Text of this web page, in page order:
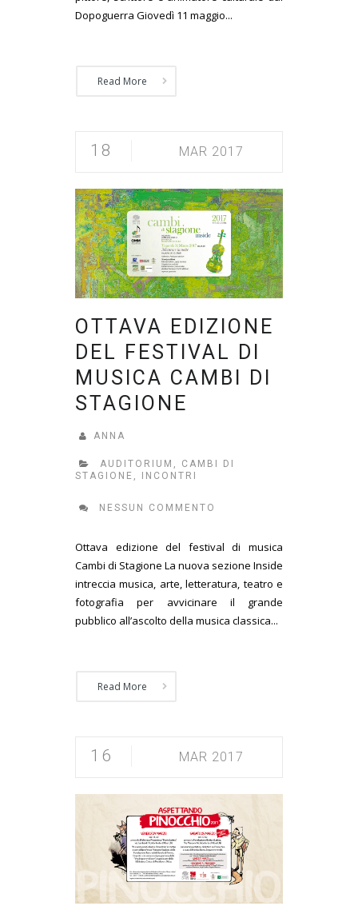
Dopoguerra Giovedì 11 maggio...
Read More
18 MAR 2017
OTTAVA EDIZIONE
DEL FESTIVAL DI
MUSICA CAMBI DI
STAGIONE
ANNA
AUDITORIUM , CAMBI DI
STAGIONE , INCONTRI
NESSUN COMMENTO
Ottava edizione del festival di musica
Cambi di Stagione La nuova sezione Inside
intreccia musica, arte, letteratura, teatro e
fotografia per avvicinare il grande
pubblico all’ascolto della musica classica...
Read More
16 MAR 2017